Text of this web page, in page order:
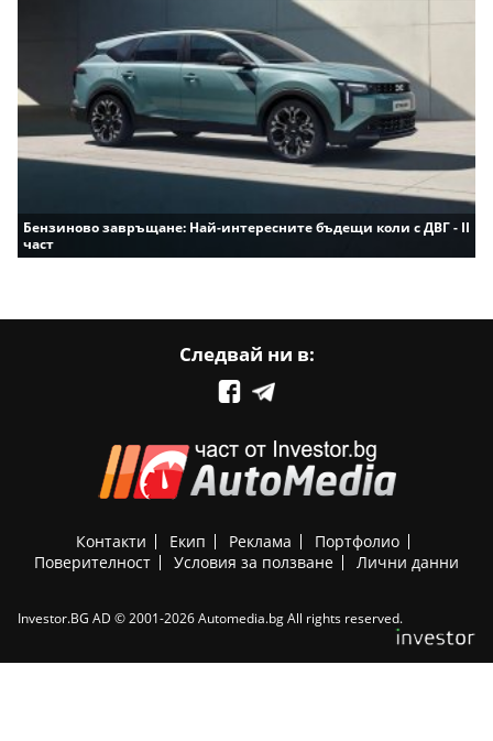
Бензиново завръщане: Най-интересните бъдещи коли с ДВГ - II
част
Следвай ни в:
Контакти Екип Реклама
Портфолио
Поверителност
Условия за ползване Лични данни
Investor.BG AD © 2001-2026 Automedia.bg All rights reserved.